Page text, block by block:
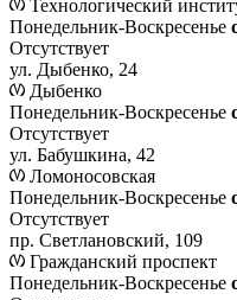
Технологический
Понедельник-Воскресенье
Отсутствует
ул. Дыбенко, 24
Дыбенко
Понедельник-Воскресенье
Отсутствует
ул. Бабушкина, 42
Ломоносовская
Понедельник-Воскресенье
Отсутствует
пр. Светлановский, 109
Гражданский проспект
Понедельник-Воскресенье